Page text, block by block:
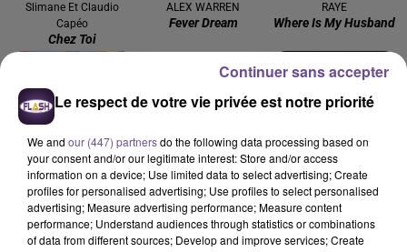
Slimane Et Claudio
Capéo
Chez Toi
ALEX WARREN
Fever Dream
RAYE
Where Is My Husband
Mika
Love Today
MAEJOR FEAT. GREEICY
I Love You
14h54
14h54
TIBZ, MIKE DEMERO,
ZAGATA
Take Me Away
Le respect de votre vie privée est notre priorité
We and our (447) partnersdo the following data processing based on
your consent and/or our legitimate interest: Store and/or access
information on a device; Use limited data to select advertising; Create
profiles for personalised advertising; Use profiles to select personalised
advertising; Measure advertising performance; Measure content
performance; Understand audiences through statistics or combinations
of data from different sources; Develop and improve services; Create
Continuer sans accepter